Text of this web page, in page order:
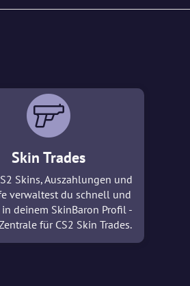
Skin Trades
Skins, Auszahlungen und
verwaltest du schnell und
deinem SkinBaron Profil -
für CS2 Skin Trades.